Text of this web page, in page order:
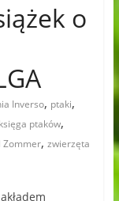
o
Inverso, ptaki,
ptaków,
Zommer, zwierzęta